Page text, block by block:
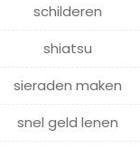
schilderen
shiatsu
sieraden maken
snel geld lenen